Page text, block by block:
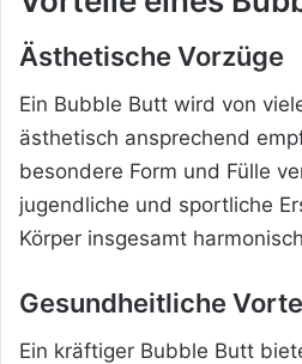
Ästhetische Vorzüge
Ein Bubble Butt wird von
ästhetisch ansprechend
besondere Form und Fülle
jugendliche und sportliche
Körper insgesamt
Gesundheitliche
Ein kräftiger Bubble Butt